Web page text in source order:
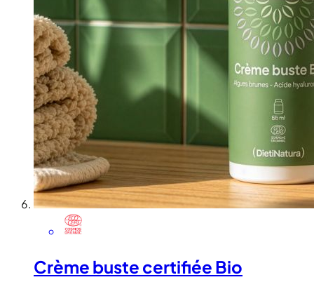
Crème buste certifiée Bio